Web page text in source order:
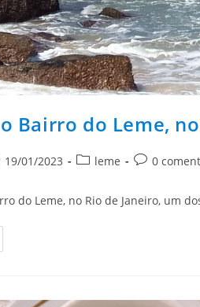
Bairro do Leme,
19/01/2023 leme 0
do Leme, no Rio de Janeiro, um